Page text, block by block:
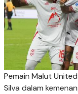
Pemain Malut
Silva dalam